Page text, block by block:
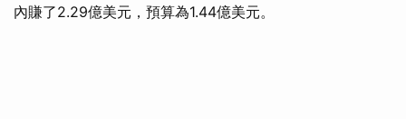
內賺了2.29億美元，預算為1.44億美元。